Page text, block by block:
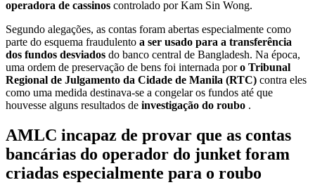
operadora de cassinos controlado por Kam Sin Wong.
Segundo alegações, as contas foram abertas especialmente como
parte do esquema fraudulento a ser usado para a transferência
dos fundos desviados do banco central de Bangladesh. Na época,
uma ordem de preservação de bens foi internada poro Tribunal
Regional de Julgamento da Cidade de Manila (RTC) contra eles
como uma medida destinava-se a congelar os fundos até que
houvesse alguns resultados de investigação do roubo .
AMLC incapaz de provar que as contas
bancárias do operador do junket foram
criadas especialmente para o roubo